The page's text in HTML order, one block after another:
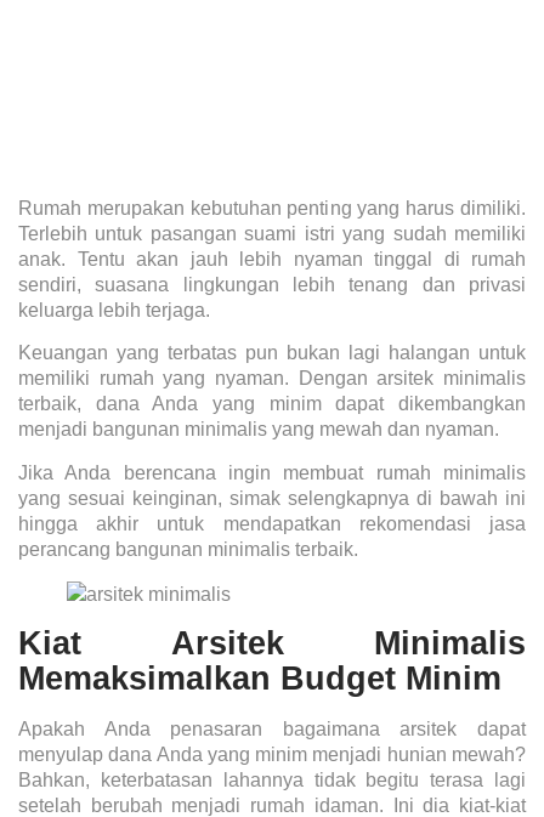
Rumah merupakan kebutuhan penting yang harus dimiliki.
Terlebih untuk pasangan suami istri yang sudah memiliki
anak. Tentu akan jauh lebih nyaman tinggal di rumah
sendiri, suasana lingkungan lebih tenang dan privasi
keluarga lebih terjaga.
Keuangan yang terbatas pun bukan lagi halangan untuk
memiliki rumah yang nyaman. Dengan arsitek minimalis
terbaik, dana Anda yang minim dapat dikembangkan
menjadi bangunan minimalis yang mewah dan nyaman.
Jika Anda berencana ingin membuat rumah minimalis
yang sesuai keinginan, simak selengkapnya di bawah ini
hingga akhir untuk mendapatkan rekomendasi jasa
perancang bangunan minimalis terbaik.
Kiat Arsitek Minimalis
Memaksimalkan Budget Minim
Apakah Anda penasaran bagaimana arsitek dapat
menyulap dana Anda yang minim menjadi hunian mewah?
Bahkan, keterbatasan lahannya tidak begitu terasa lagi
setelah berubah menjadi rumah idaman. Ini dia kiat-kiat